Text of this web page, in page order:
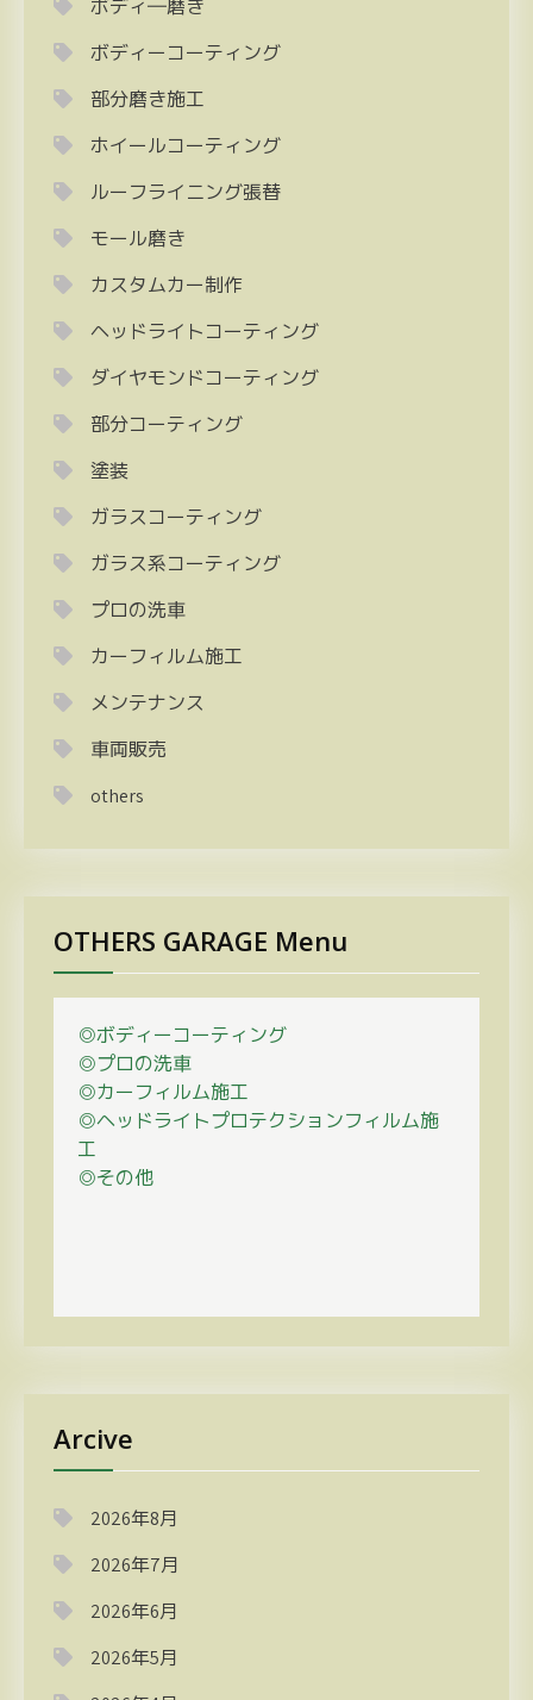
ボディ―磨き
ボディーコーティング
部分磨き施工
ホイールコーティング
ルーフライニング張替
モール磨き
カスタムカー制作
ヘッドライトコーティング
ダイヤモンドコーティング
部分コーティング
塗装
ガラスコーティング
ガラス系コーティング
プロの洗車
カーフィルム施工
メンテナンス
車両販売
others
OTHERS GARAGE Menu
◎ボディーコーティング
◎プロの洗車
◎カーフィルム施工
◎ヘッドライトプロテクションフィルム施
工
◎その他
Arcive
2026年8月
2026年7月
2026年6月
2026年5月